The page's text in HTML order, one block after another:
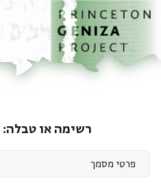
לתוכןהבית
רשימה או טבלה